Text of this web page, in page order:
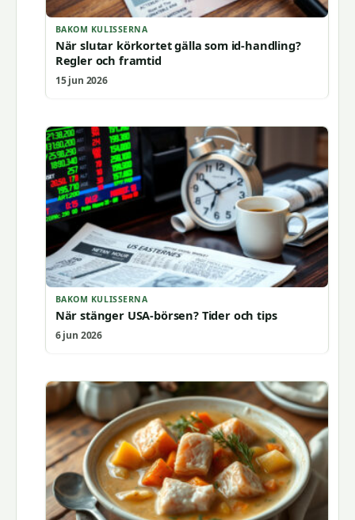
BAKOM KULISSERNA
När slutar körkortet gälla som id-handling?
Regler och framtid
15 jun 2026
BAKOM KULISSERNA
När stänger USA-börsen? Tider och tips
6 jun 2026